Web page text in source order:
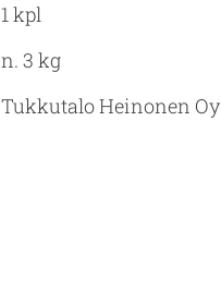
1 kpl
n. 3 kg
Tukkutalo Heinonen Oy